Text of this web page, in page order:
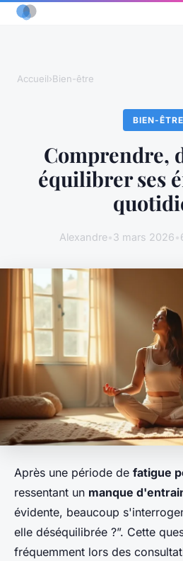
Accueil›Bien-être
BIEN-ÊTRE
Comprendre,
équilibrer ses
Alexandre 3 mars 2026
Après une période de fatigue
ressentant un manque
évidente, beaucoup
elle déséquilibrée ?”. Cette
fréquemment lors des